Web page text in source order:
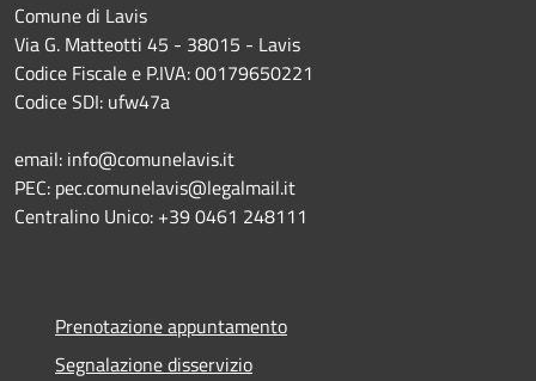
Comune di Lavis
Via G. Matteotti 45 - 38015 - Lavis
Codice Fiscale e P.IVA: 00179650221
Codice SDI: ufw47a
email: info@comunelavis.it
PEC: pec.comunelavis@legalmail.it
Centralino Unico: +39 0461 248111
Prenotazione appuntamento
Segnalazione disservizio